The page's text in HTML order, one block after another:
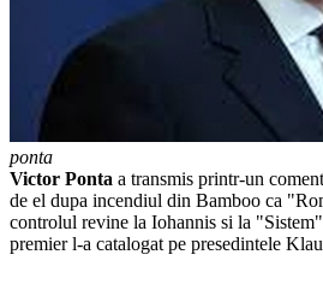
ponta
Victor Ponta a transmis printr-un
de el dupa incendiul din Bamboo ca
controlul revine la Iohannis si la
premier l-a catalogat pe presedintele